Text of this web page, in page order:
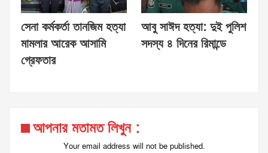
সেনা কর্মকর্তা তানজিম হত্যা
মামলার আরেক আসামি
গ্রেফতার
আবু সাঈদ হত্যা: দুই পুলিশ
সদস্য ৪ দিনের রিমান্ডে
আপনার মতামত লিখুন :
Your email address will not be published.